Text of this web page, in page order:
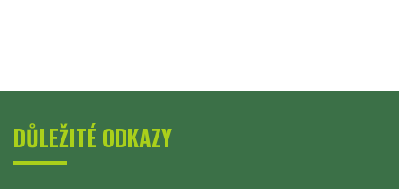
DŮLEŽITÉ ODKAZY